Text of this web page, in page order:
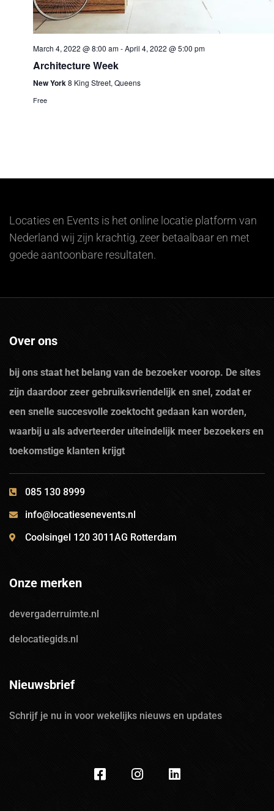
March 4, 2022 @ 8:00 am-April 4, 2022 @ 5:00 pm
Architecture Week
New York8 King Street, Queens
Free
Locaties en Events is het online locatie platform van
Nederland wij zijn krachtig, zeer betaalbaar en met
goede aantoonbare resultaten.
Over ons
bij ons staat het belang van de bezoeker voorop. De sites
zijn daardoor zeer gebruiksvriendelijk en snel, zodat er
een snelle succesvolle zoektocht gedaan kan worden,
waarbij u als adverteerder uiteindelijk meer bezoekers en
toekomstige klanten krijgt
085 130 8999
info@locatiesenevents.nl
Coolsingel 120 3011AG Rotterdam
Onze merken
devergaderruimte.nl
delocatiegids.nl
Nieuwsbrief
Schrijf je nu in voor wekelijks nieuws en updates